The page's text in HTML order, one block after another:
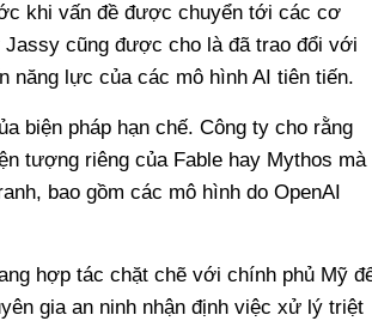
khi vấn đề được chuyển tới các cơ
Jassy cũng được cho là đã trao đổi với
năng lực của các mô hình AI tiên tiến.
biện pháp hạn chế. Công ty cho rằng
tượng riêng của Fable hay Mythos mà
bao gồm các mô hình do OpenAI
hợp tác chặt chẽ với chính phủ Mỹ
gia an ninh nhận định việc xử lý triệt